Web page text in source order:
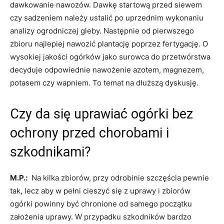
dawkowanie nawozów. Dawkę startową przed siewem
czy sadzeniem należy ustalić po uprzednim wykonaniu
analizy ogrodniczej gleby. Następnie od pierwszego
zbioru najlepiej nawozić plantację poprzez fertygację. O
wysokiej jakości ogórków jako surowca do przetwórstwa
decyduje odpowiednie nawożenie azotem, magnezem,
potasem czy wapniem. To temat na dłuższą dyskusję.
Czy da się uprawiać ogórki bez
ochrony przed chorobami i
szkodnikami?
M.P.: Na kilka zbiorów, przy odrobinie szczęścia pewnie
tak, lecz aby w pełni cieszyć się z uprawy i zbiorów
ogórki powinny być chronione od samego początku
założenia uprawy. W przypadku szkodników bardzo